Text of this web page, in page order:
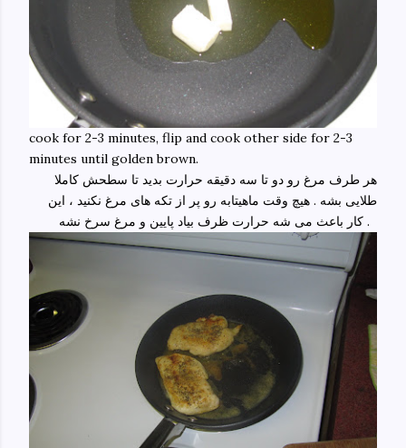
cook for 2-3 minutes, flip and cook other side for 2-3
minutes until golden brown.
هر طرف مرغ رو دو تا سه دقیقه حرارت بدید تا سطحش کاملا
طلایی بشه . هیچ وقت ماهیتابه رو پر از تکه های مرغ نکنید ، این
کار باعث می شه حرارت ظرف بیاد پایین و مرغ سرخ نشه .